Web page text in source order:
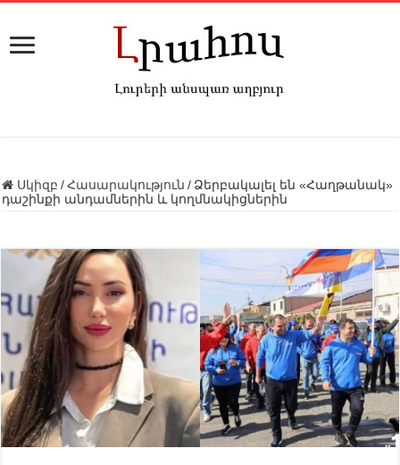
Սկիզբ / Հասարակություն / Ձերբակալել են «Հաղթանակ»
դաշինքի անդամներին և կողմնակիցներին